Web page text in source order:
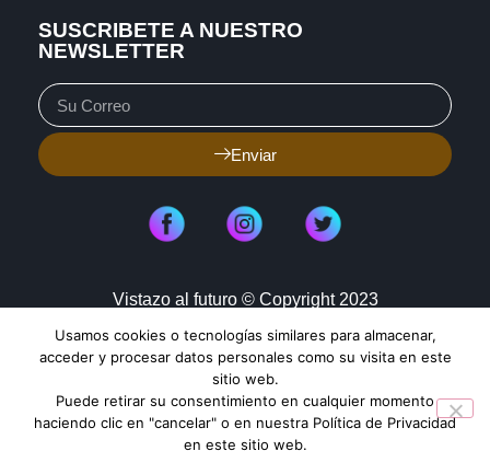
SUSCRIBETE A NUESTRO
NEWSLETTER
Enviar
Vistazo al futuro © Copyright 2023
Aviso de Privacidad
Política de Cookies
Mapa de Sitio
Usamos cookies o tecnologías similares para almacenar,
acceder y procesar datos personales como su visita en este
sitio web.
Puede retirar su consentimiento en cualquier momento
haciendo clic en "cancelar" o en nuestra Política de Privacidad
en este sitio web.